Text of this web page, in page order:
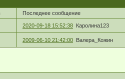
Последнее сообщение
2020-09-18 15:52:38 Каролина123
2009-06-10 21:42:00 Валера_Кожин